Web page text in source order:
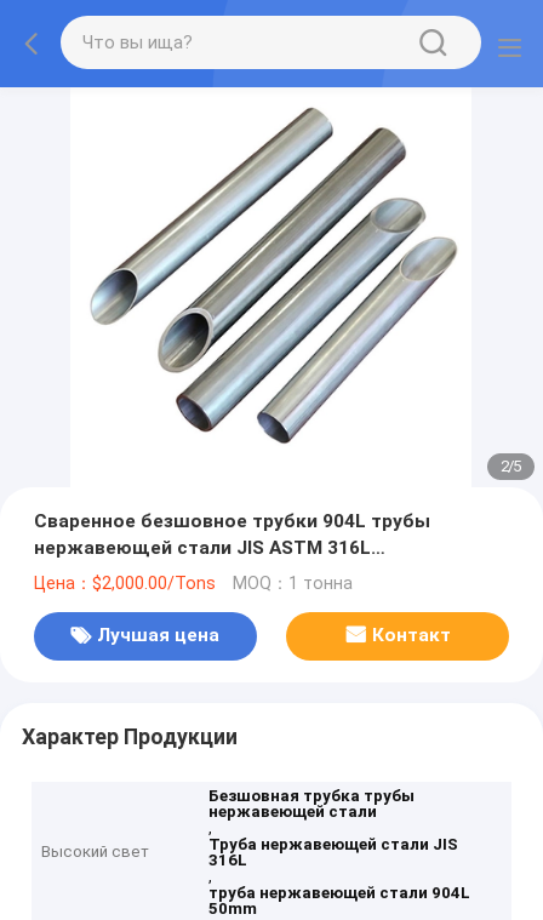
2/5
Сваренное безшовное трубки 904L трубы
нержавеющей стали JIS ASTM 316L
горячекатаное
Цена：$2,000.00/Tons MOQ：1 тонна
Лучшая цена Контакт
Характер Продукции
Высокий свет
Безшовная трубка трубы
нержавеющей стали
,
Труба нержавеющей стали JIS
316L
,
труба нержавеющей стали 904L
50mm